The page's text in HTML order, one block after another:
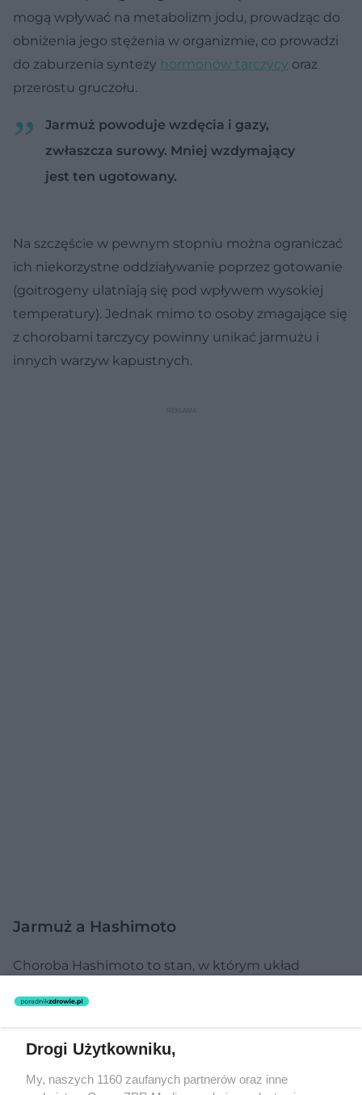
mogą wpływać na metabolizm jodu, prowadząc do
obniżenia jego stężenia w organizmie, co prowadzi
do zaburzenia syntezy hormonów tarczycy oraz
przerostu gruczołu.
Jarmuż powoduje wzdęcia i gazy,
zwłaszcza surowy. Mniej wzdymający
jest ten ugotowany.
Na szczęście w pewnym stopniu można ograniczać
ich niekorzystne oddziaływanie poprzez gotowanie
(goitrogeny ulatniają się pod wpływem wysokiej
temperatury). Jednak mimo to osoby zmagające się
z chorobami tarczycy powinny unikać jarmużu i
innych warzyw kapustnych.
Jarmuż a Hashimoto
Choroba Hashimoto to stan, w którym układ
zapaleniem tarczycy Hashimoto.
Drogi Użytkowniku,
My, naszych 1160 zaufanych partnerów oraz inne